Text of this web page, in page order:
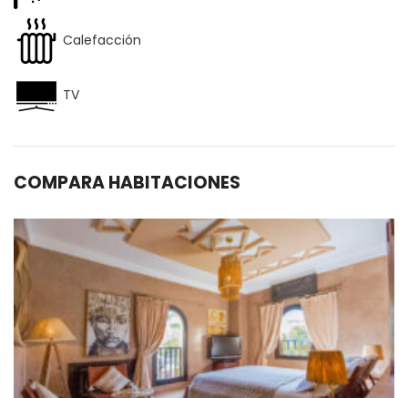
Calefacción
TV
COMPARA HABITACIONES